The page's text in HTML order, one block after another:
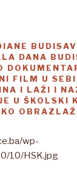
DANA
FILM U SEBI
I LAŽI I
U ŠKOLSKI